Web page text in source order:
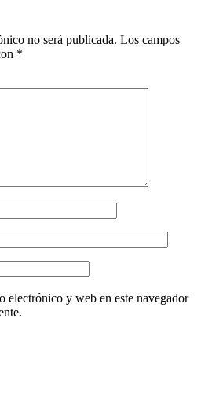
no será publicada. Los campos
*
electrónico y web en este navegador